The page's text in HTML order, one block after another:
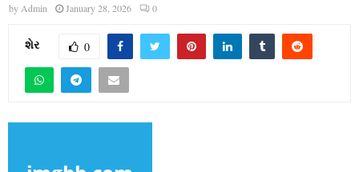
by Admin January 28, 2026 0
શેર 0